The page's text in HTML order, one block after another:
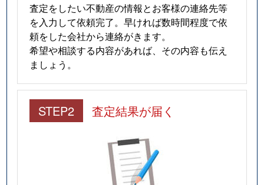
査定をしたい不動産の情報とお客様の連絡先等
を入力して依頼完了。早ければ数時間程度で依
頼をした会社から連絡がきます。
希望や相談する内容があれば、その内容も伝え
ましょう。
STEP2 査定結果が届く